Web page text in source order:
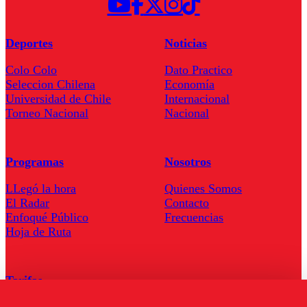
Deportes
Colo Colo
Seleccion Chilena
Universidad de Chile
Torneo Nacional
Noticias
Dato Practico
Economía
Internacional
Nacional
Programas
LLegó la hora
El Radar
Enfoqué Público
Hoja de Ruta
Nosotros
Quienes Somos
Contacto
Frecuencias
Tarifas